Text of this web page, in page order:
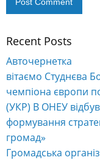
Alternative:
Recent Posts
Авточернетка
вітаємо Студнєва
чемпіона європи
(УКР) В ОНЕУ
формування
громад»
Громадська